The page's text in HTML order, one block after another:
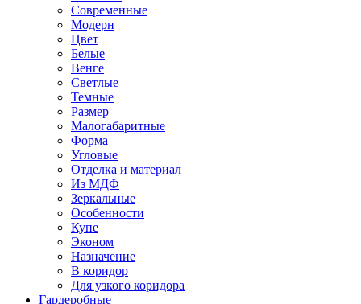
Современные
Модерн
Цвет
Белые
Венге
Светлые
Темные
Размер
Малогабаритные
Форма
Угловые
Отделка и материал
Из МДФ
Зеркальные
Особенности
Купе
Эконом
Назначение
В коридор
Для узкого коридора
Гардеробные